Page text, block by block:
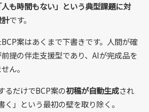
人も時間もない」という典型課題に対
です。
案はあくまで下書きです。人間が確
提の伴走支援型であり、AIが完成品を
ん。
るだけでBCP案の初稿が自動生成され
く」という最初の壁を取り除く。